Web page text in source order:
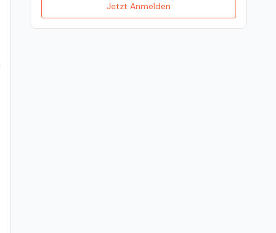
Jetzt Anmelden